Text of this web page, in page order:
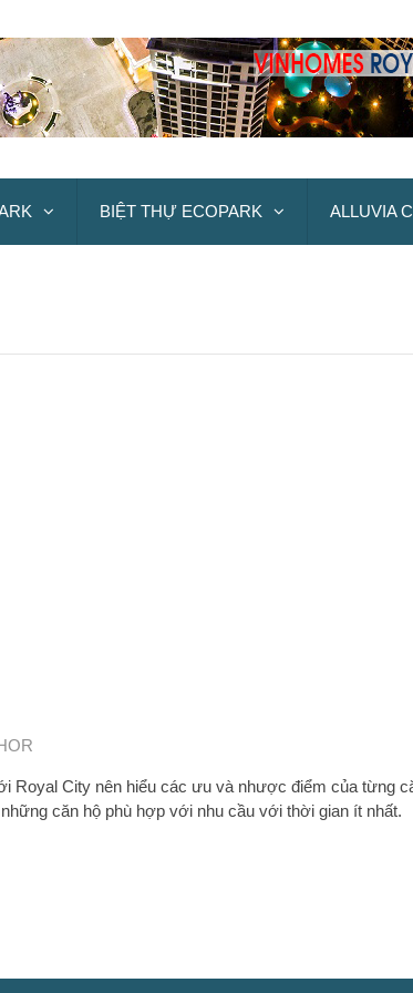
BIỆT THỰ ECOPARK ALLUVIA
Royal City nên hiểu các ưu và nhược điểm của từng
căn hộ phù hợp với nhu cầu với thời gian ít nhất.